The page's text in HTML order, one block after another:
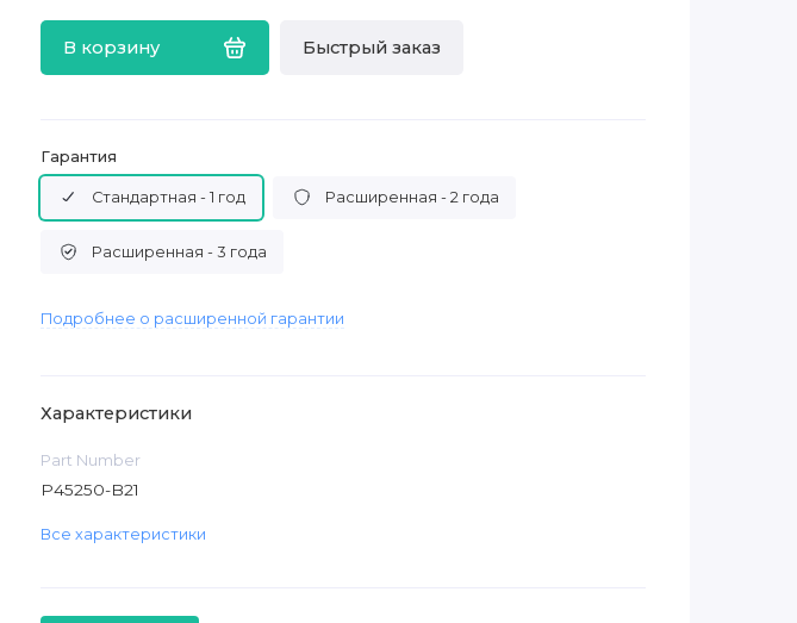
В корзину Быстрый заказ
Гарантия
Стандартная - 1 год Расширенная - 2 года
Расширенная - 3 года
Подробнее о расширенной гарантии
Характеристики
Part Number
P45250-B21
Все характеристики